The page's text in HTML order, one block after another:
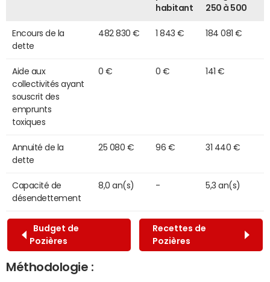
habitant
250 à 500
Encours de la
dette
482 830 € 1 843 € 184 081 €
Aide aux
collectivités ayant
souscrit des
emprunts
toxiques
0 € 0 € 141 €
Annuité de la
dette
25 080 € 96 € 31 440 €
Capacité de
désendettement
8,0 an(s) - 5,3 an(s)
Budget de
Pozières
Recettes de
Pozières
Méthodologie :